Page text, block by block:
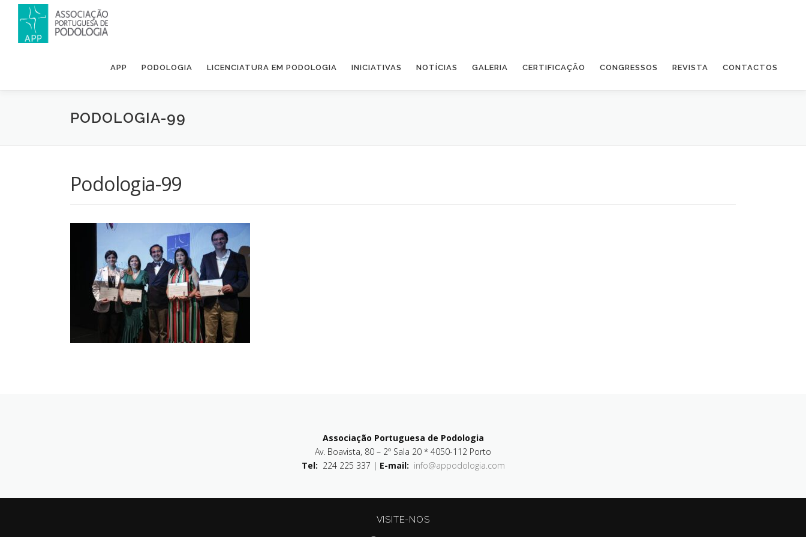
APP PODOLOGIA LICENCIATURA EM PODOLOGIA INICIATIVAS NOTÍCIAS GALERIA CERTIFICAÇÃO CONGRESSOS REVISTA CONTACTOS
PODOLOGIA-99
Podologia-99
Associação Portuguesa de Podologia
Av. Boavista, 80 – 2º Sala 20 * 4050-112 Porto
Tel: 224 225 337 | E-mail: info@appodologia.com
VISITE-NOS